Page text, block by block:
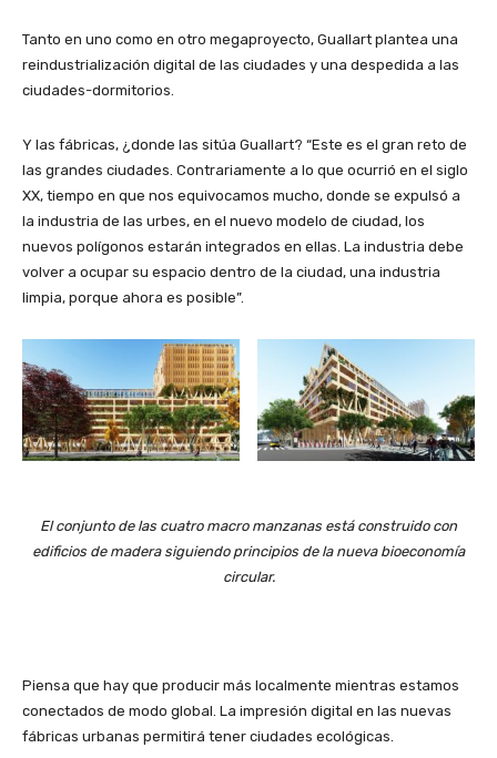
Tanto en uno como en otro megaproyecto, Guallart plantea una
reindustrialización digital de las ciudades y una despedida a las
ciudades-dormitorios.
Y las fábricas, ¿donde las sitúa Guallart? “Este es el gran reto de
las grandes ciudades. Contrariamente a lo que ocurrió en el siglo
XX, tiempo en que nos equivocamos mucho, donde se expulsó a
la industria de las urbes, en el nuevo modelo de ciudad, los
nuevos polígonos estarán integrados en ellas. La industria debe
volver a ocupar su espacio dentro de la ciudad, una industria
limpia, porque ahora es posible”.
El conjunto de las cuatro macro manzanas está construido con
edificios de madera siguiendo principios de la nueva bioeconomía
circular.
Piensa que hay que producir más localmente mientras estamos
conectados de modo global. La impresión digital en las nuevas
fábricas urbanas permitirá tener ciudades ecológicas.